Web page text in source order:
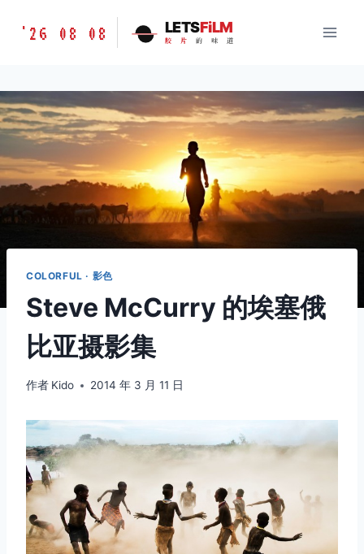
胶
味
道
LETSFILM
'26 08 08 LETSFiLM
胶 片 的 味 道
COLORFUL · 影色
Steve McCurry 的埃塞俄
比亚摄影集
作者 Kido 2014 年 3 月 11 日